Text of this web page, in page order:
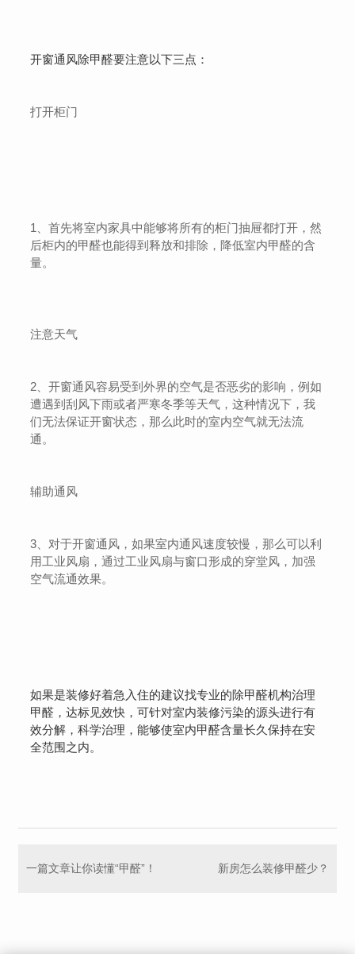
开窗通风除甲醛要注意以下三点：
打开柜门
1、首先将室内家具中能够将所有的柜门抽屉都打开，然
后柜内的甲醛也能得到释放和排除，降低室内甲醛的含
量。
注意天气
2、开窗通风容易受到外界的空气是否恶劣的影响，例如
遭遇到刮风下雨或者严寒冬季等天气，这种情况下，我
们无法保证开窗状态，那么此时的室内空气就无法流
通。
辅助通风
3、对于开窗通风，如果室内通风速度较慢，那么可以利
用工业风扇，通过工业风扇与窗口形成的穿堂风，加强
空气流通效果。
如果是装修好着急入住的建议找专业的除甲醛机构治理
甲醛，达标见效快，可针对室内装修污染的源头进行有
效分解，科学治理，能够使室内甲醛含量长久保持在安
全范围之内。
一篇文章让你读懂“甲醛”！ 新房怎么装修甲醛少？